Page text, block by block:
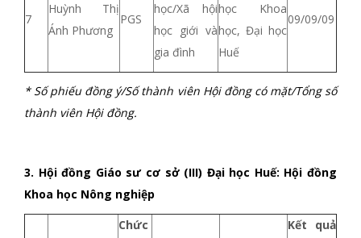
7
Huỳnh Thị
Ánh Phương
PGS
học/Xã hội
học giới và
gia đình
học Khoa
học, Đại học
Huế
09/09/09
* Số phiếu đồng ý/Số thành viên Hội đồng có mặt/Tổng số
thành viên Hội đồng.
3. Hội đồng Giáo sư cơ sở (III) Đại học Huế: Hội đồng
Khoa học Nông nghiệp
Chức
Kết quả